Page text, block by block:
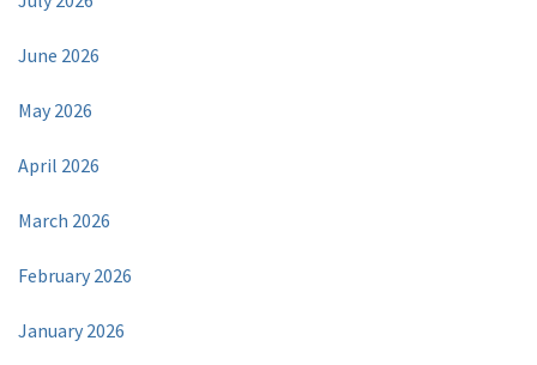
June 2026
May 2026
April 2026
March 2026
February 2026
January 2026